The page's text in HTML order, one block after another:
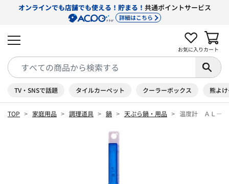
オンラインでも店舗でも使える！貯まる！ 共通ポイントサービス
詳細はこちら
お気に入り カート
TV・SNSで話題 タイルカーペット クーラーボックス 熊よ
TOP 家庭用品 調理道具 鍋 天ぷら鍋・用品 温度計 ＡＬ